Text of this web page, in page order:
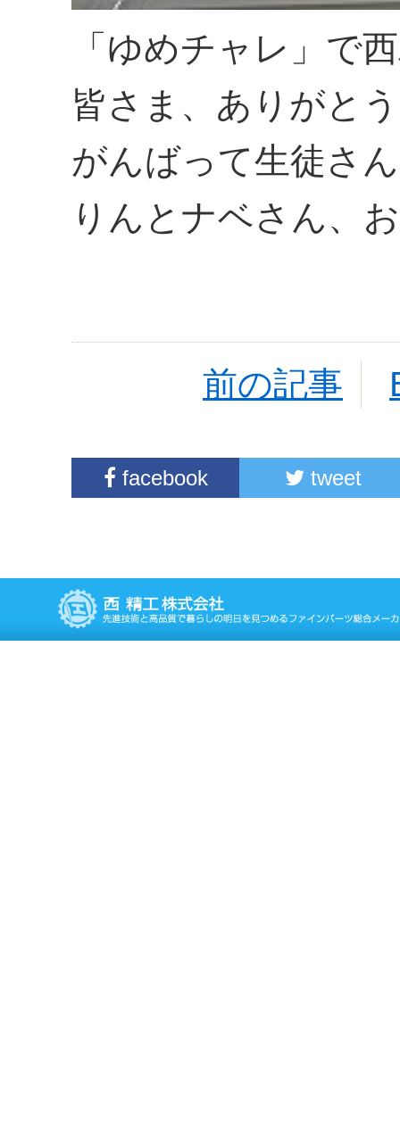
「ゆめチャレ」で
皆さま、ありがと
がんばって生徒さ
りんとナベさん、
前の記事
facebook tweet